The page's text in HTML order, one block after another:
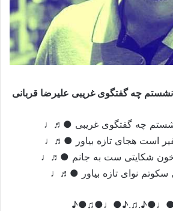
چه گفتگوی غریبی علیرضا قربانی
چه گفتگوی غریبی ●♬♩
است هجای تازه بیاور ●♬♩
شکایتی ست به جانم ●♬♩
سکوتم نوای تازه بیاور ●♬♩